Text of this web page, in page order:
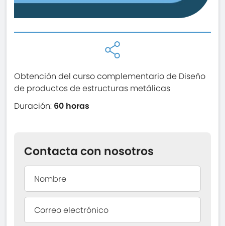
Obtención del curso complementario de Diseño
de productos de estructuras metálicas
Duración: 60 horas
Contacta con nosotros